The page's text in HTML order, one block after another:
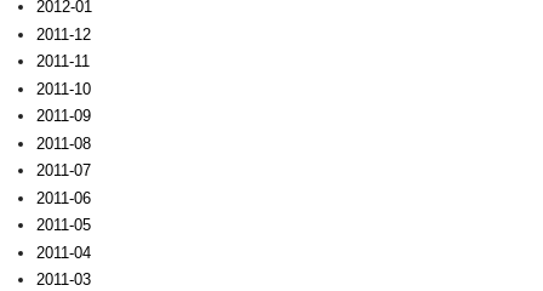
2012-01
2011-12
2011-11
2011-10
2011-09
2011-08
2011-07
2011-06
2011-05
2011-04
2011-03